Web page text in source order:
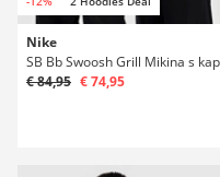
Nike
€ 84,95 € 74,95